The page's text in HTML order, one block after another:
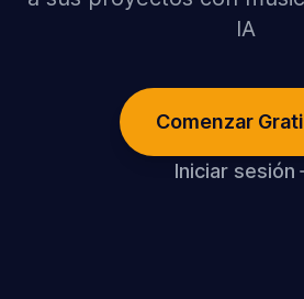
IA
Comenzar
Iniciar sesión